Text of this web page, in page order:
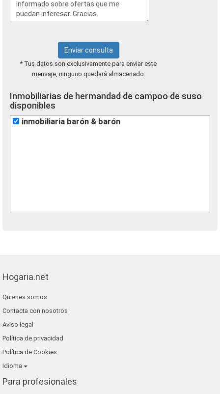
Enviar consulta
* Tus datos son exclusivamente para enviar este
mensaje, ninguno quedará almacenado.
Inmobiliarias de hermandad de campoo de suso
disponibles
inmobiliaria barón & barón
Hogaria.net
Quienes somos
Contacta con nosotros
Aviso legal
Política de privacidad
Política de Cookies
Idioma
Para profesionales